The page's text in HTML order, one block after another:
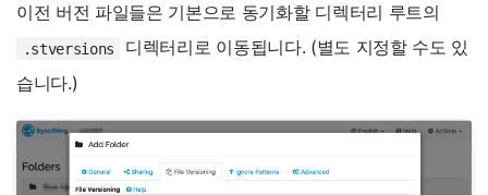
이전 버전 파일들은 기본으로 동기화할 디렉터리 루트의
.stversions
디렉터리로 이동됩니다. (별도 지정할 수도 있
습니다.)